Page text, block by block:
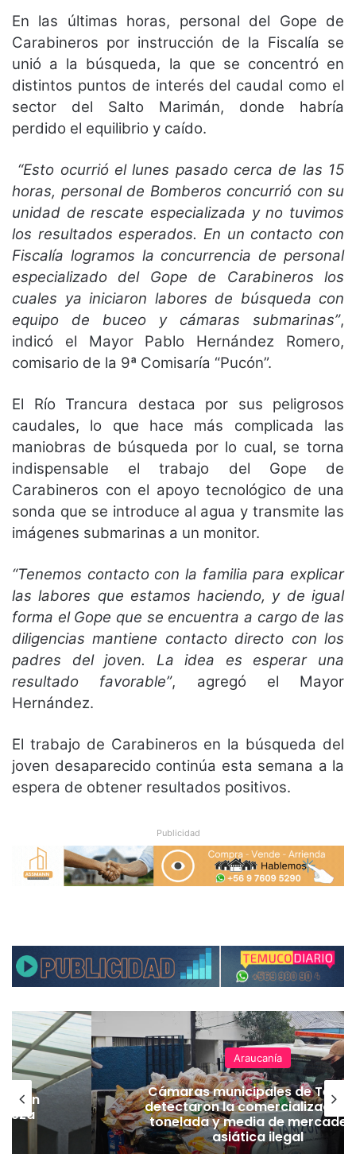
En las últimas horas, personal del Gope de
Carabineros por instrucción de la Fiscalía se
unió a la búsqueda, la que se concentró en
distintos puntos de interés del caudal como el
sector del Salto Marimán, donde habría
perdido el equilibrio y caído.
“Esto ocurrió el lunes pasado cerca de las 15
horas, personal de Bomberos concurrió con su
unidad de rescate especializada y no tuvimos
los resultados esperados. En un contacto con
Fiscalía logramos la concurrencia de personal
especializado del Gope de Carabineros los
cuales ya iniciaron labores de búsqueda con
equipo de buceo y cámaras submarinas”,
indicó el Mayor Pablo Hernández Romero,
comisario de la 9ª Comisaría “Pucón”.
El Río Trancura destaca por sus peligrosos
caudales, lo que hace más complicada las
maniobras de búsqueda por lo cual, se torna
indispensable el trabajo del Gope de
Carabineros con el apoyo tecnológico de una
sonda que se introduce al agua y transmite las
imágenes submarinas a un monitor.
“Tenemos contacto con la familia para explicar
las labores que estamos haciendo, y de igual
forma el Gope que se encuentra a cargo de las
diligencias mantiene contacto directo con los
padres del joven. La idea es esperar una
resultado favorable”, agregó el Mayor
Hernández.
El trabajo de Carabineros en la búsqueda del
joven desaparecido continúa esta semana a la
espera de obtener resultados positivos.
Publicidad
Araucanía
Cámaras municipales de
detectaron la comercialización
tonelada y media de
asiática ilegal